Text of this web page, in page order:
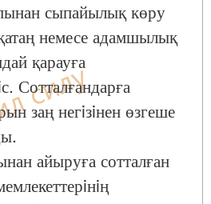
сыпайылық көру
немесе адамшылық
қарауға
Сотталғандарға
заң негiзiнен өзгеше
айыруға сотталған